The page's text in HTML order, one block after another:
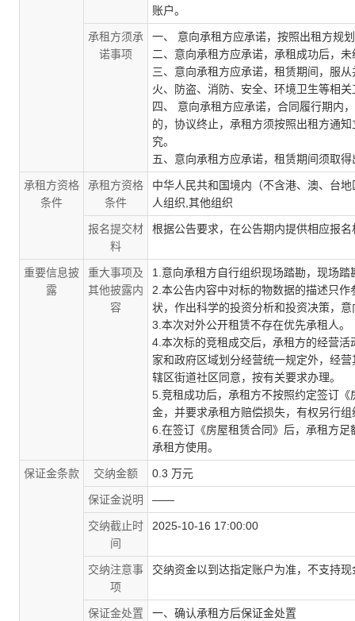
账户。
承租方须承
诺事项
一、 意向承租方应承诺，按照出租方规
二、意向承租方应承诺，承租成功后，
三、意向承租方应承诺，租赁期间，服
火、防盗、消防、安全、环境卫生等相
四、 意向承租方应承诺，合同履行期内
的，协议终止，承租方须按照出租方通
究。
五、意向承租方应承诺，租赁期间须取
承租方资格
条件
承租方资格
条件
中华人民共和国境内（不含港、澳、台
人组织,其他组织
报名提交材
料
根据公告要求，在公告期内提供相应报名
重要信息披
露
重大事项及
其他披露内
容
1.意向承租方自行组织现场踏勘，现场
2.本公告内容中对标的物数据的描述只
状，作出科学的投资分析和投资决策，
3.本次对外公开租赁不存在优先承租人。
4.本次标的竞租成交后，承租方的经营
家和政府区域划分经营统一规定外，经
辖区街道社区同意，按有关要求办理。
5.竞租成功后，承租方不按照约定签订
金，并要求承租方赔偿损失，有权另行
6.在签订《房屋租赁合同》后，承租方
承租方使用。
保证金条款 交纳金额 0.3 万元
保证金说明 ——
交纳截止时
间
2025-10-16 17:00:00
交纳注意事
项
交纳资金以到达指定账户为准，不支持现
保证金处置 一、确认承租方后保证金处置